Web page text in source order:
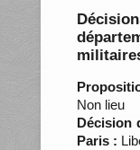
Non lieu
Décision
Paris :